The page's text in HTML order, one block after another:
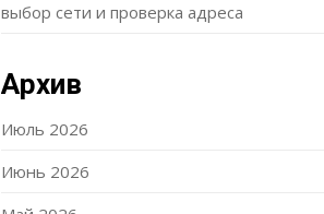
выбор сети и проверка адреса
Архив
Июль 2026
Июнь 2026